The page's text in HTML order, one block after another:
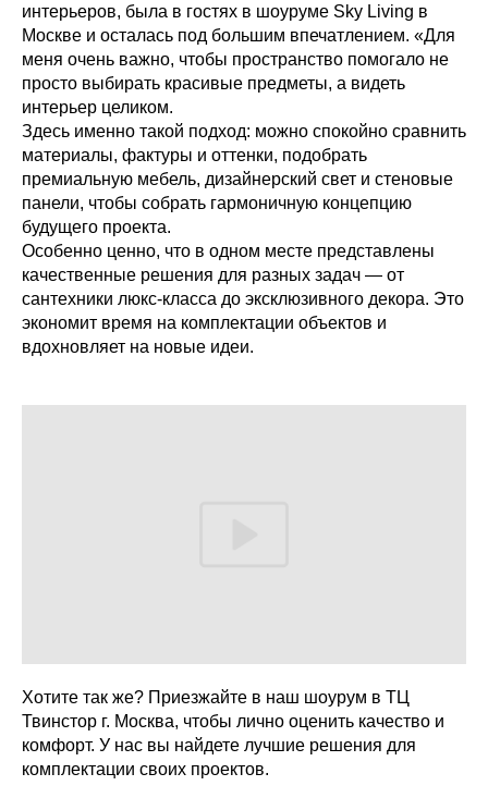
интерьеров, была в гостях в шоуруме Sky Living в
Москве и осталась под большим впечатлением. «Для
меня очень важно, чтобы пространство помогало не
просто выбирать красивые предметы, а видеть
интерьер целиком.
Здесь именно такой подход: можно спокойно сравнить
материалы, фактуры и оттенки, подобрать
премиальную мебель, дизайнерский свет и стеновые
панели, чтобы собрать гармоничную концепцию
будущего проекта.
Особенно ценно, что в одном месте представлены
качественные решения для разных задач — от
сантехники люкс-класса до эксклюзивного декора. Это
экономит время на комплектации объектов и
вдохновляет на новые идеи.
Хотите так же? Приезжайте в наш шоурум в ТЦ
Твинстор г. Москва, чтобы лично оценить качество и
комфорт. У нас вы найдете лучшие решения для
комплектации своих проектов.